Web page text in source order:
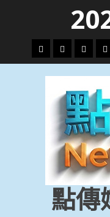
content頭
條
財
經
地
方.
會
文
點傳